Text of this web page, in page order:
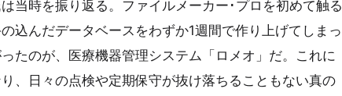
当時を振り返る。ファイルメーカー･プロを初めて触る
込んだデータベースをわずか1週間で作り上げてしまっ
たのが、医療機器管理システム「ロメオ」だ。これに
、日々の点検や定期保守が抜け落ちることもない真の